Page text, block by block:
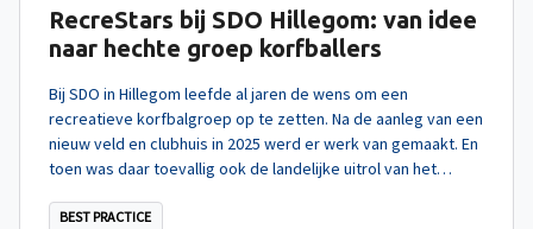
RecreStars bij SDO Hillegom: van idee
naar hechte groep korfballers
Bij SDO in Hillegom leefde al jaren de wens om een
recreatieve korfbalgroep op te zetten. Na de aanleg van een
nieuw veld en clubhuis in 2025 werd er werk van gemaakt. En
toen was daar toevallig ook de landelijke uitrol van het
BEST PRACTICE